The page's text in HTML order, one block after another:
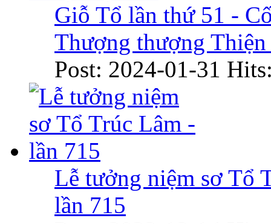
Giỗ Tổ lần thứ 51 -
Thượng thượng Thiện
Post: 2024-01-31
Lễ tưởng niệm sơ Tổ
lần 715